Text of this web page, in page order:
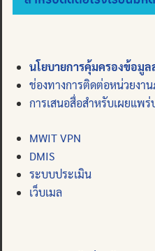
นโยบายการคุ้มครองข้อมู
ช่องทางการติดต่อหน่วยงา
การเสนอสื่อสำหรับเผยแพร่
MWIT VPN
DMIS
ระบบประเมิน
เว็บเมล